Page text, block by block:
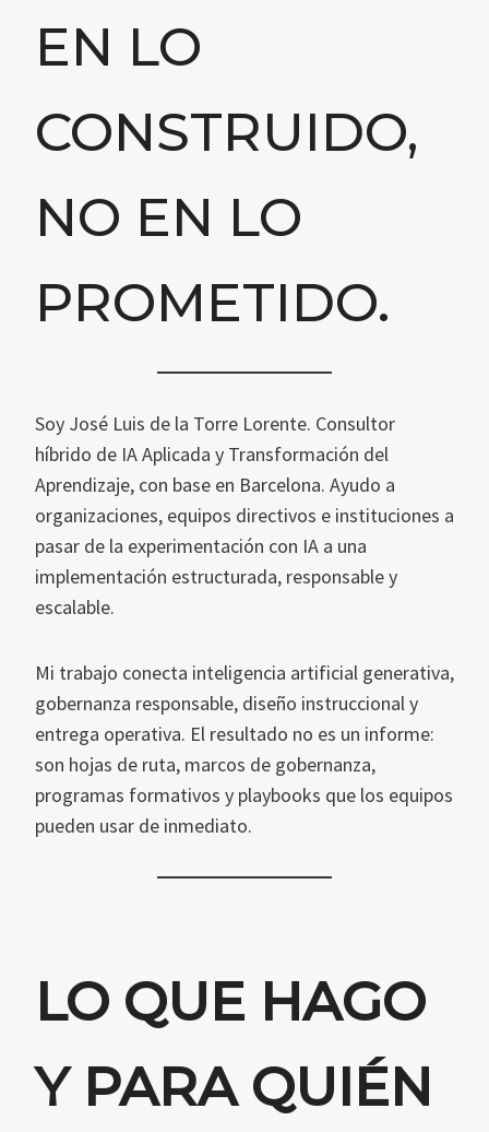
EN LO
CONSTRUIDO,
NO EN LO
PROMETIDO.
Soy José Luis de la Torre Lorente. Consultor
híbrido de IA Aplicada y Transformación del
Aprendizaje, con base en Barcelona. Ayudo a
organizaciones, equipos directivos e instituciones a
pasar de la experimentación con IA a una
implementación estructurada, responsable y
escalable.
Mi trabajo conecta inteligencia artificial generativa,
gobernanza responsable, diseño instruccional y
entrega operativa. El resultado no es un informe:
son hojas de ruta, marcos de gobernanza,
programas formativos y playbooks que los equipos
pueden usar de inmediato.
LO QUE HAGO
Y PARA QUIÉN